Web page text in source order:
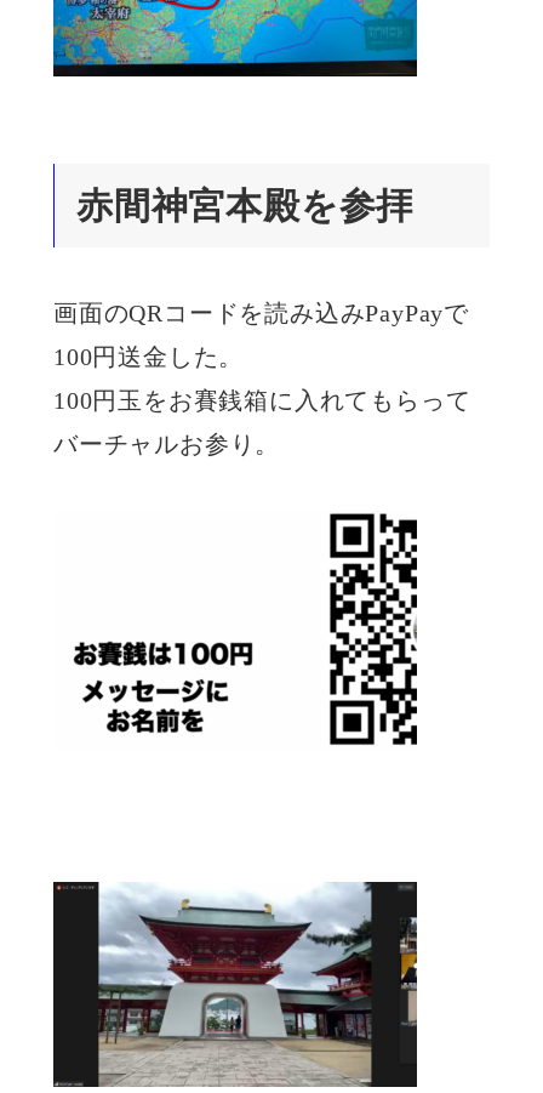
赤間神宮本殿を参拝
画面のQRコードを読み込みPayPayで
100円送金した。
100円玉をお賽銭箱に入れてもらって
バーチャルお参り。